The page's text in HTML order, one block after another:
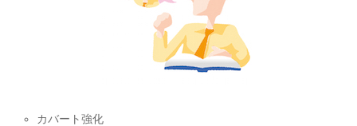
カバート強化